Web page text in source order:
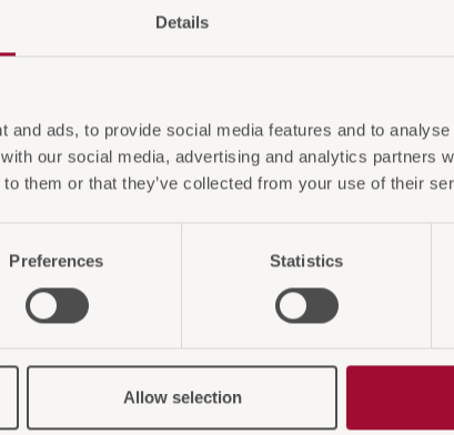
Details
and ads, to provide social media features and to
our social media, advertising and analytics partners
them or that they’ve collected from your use of their
Preferences Statistics
Allow selection
auch interessieren